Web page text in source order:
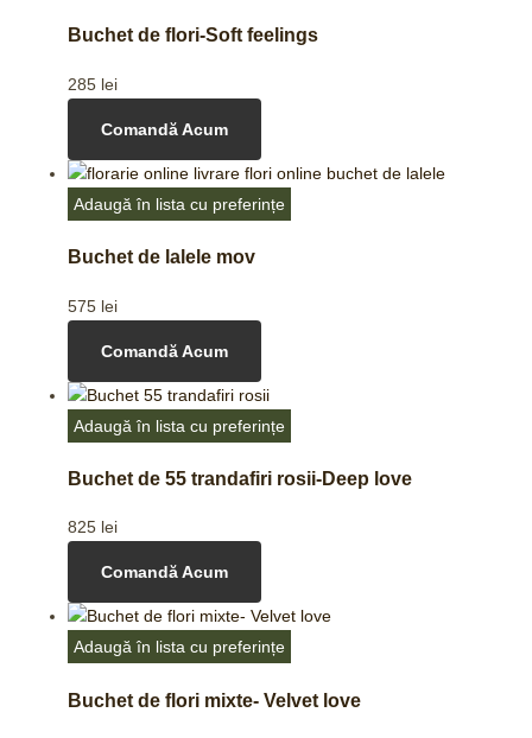
Buchet de flori-Soft feelings
285 lei
Comandă Acum
Adaugă în lista cu preferințe
Buchet de lalele mov
575 lei
Comandă Acum
Adaugă în lista cu preferințe
Buchet de 55 trandafiri rosii-Deep love
825 lei
Comandă Acum
Adaugă în lista cu preferințe
Buchet de flori mixte- Velvet love